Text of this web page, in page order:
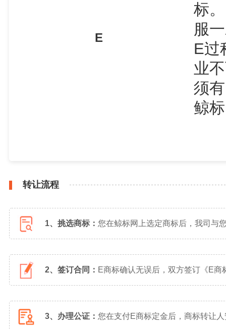
E
标
服
E过
业
须
鲸
转让流程
1、挑选商标： 您在鲸标网上选定商标后，我司与
2、签订合同： E商标确认无误后，双方签订《E
3、办理公证： 您在支付E商标定金后，商标转让